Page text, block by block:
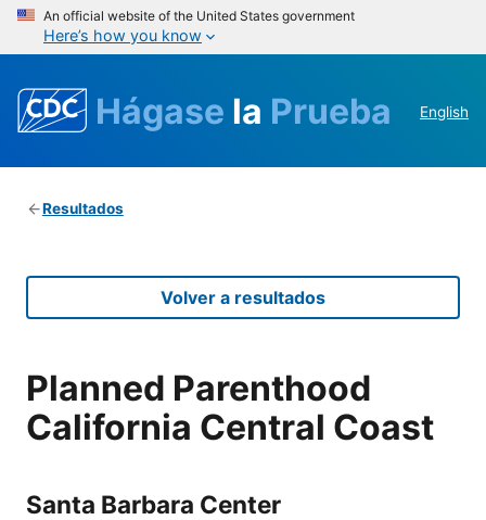
An official website of the United States government
Here’s how you know
Hágase la Prueba English
Resultados
Volver a resultados
Planned Parenthood
California Central Coast
Santa Barbara Center